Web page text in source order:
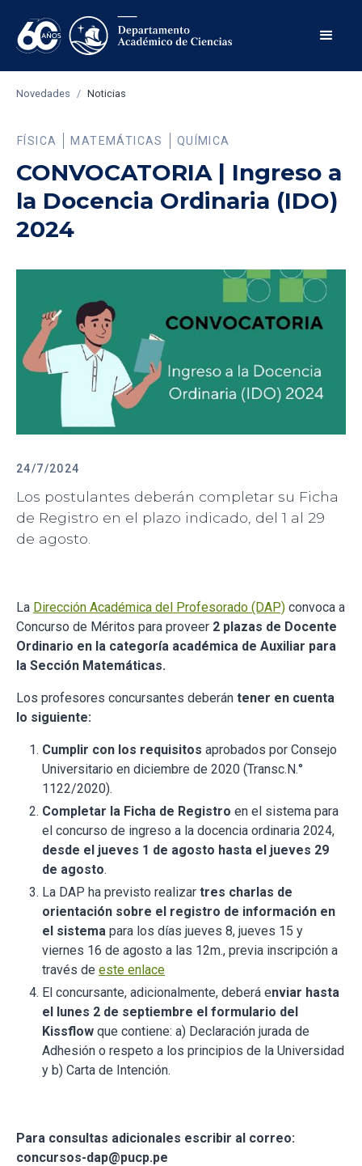
Novedades / Noticias
FÍSICA MATEMÁTICAS QUÍMICA
CONVOCATORIA | Ingreso a
la Docencia Ordinaria (IDO)
2024
24/7/2024
Los postulantes deberán completar su Ficha
de Registro en el plazo indicado, del 1 al 29
de agosto.
La Dirección Académica del Profesorado (DAP) convoca a
Concurso de Méritos para proveer 2 plazas de Docente
Ordinario en la categoría académica de Auxiliar para
la Sección Matemáticas.
Los profesores concursantes deberán tener en cuenta
lo siguiente:
Cumplir con los requisitos aprobados por Consejo
Universitario en diciembre de 2020 (Transc.N.°
1122/2020).
Completar la Ficha de Registro en el sistema para
el concurso de ingreso a la docencia ordinaria 2024,
desde el jueves 1 de agosto hasta el jueves 29
de agosto.
La DAP ha previsto realizar tres charlas de
orientación sobre el registro de información en
el sistema para los días jueves 8, jueves 15 y
viernes 16 de agosto a las 12m., previa inscripción a
través de este enlace
El concursante, adicionalmente, deberá enviar hasta
el lunes 2 de septiembre el formulario del
Kissflow que contiene: a) Declaración jurada de
Adhesión o respeto a los principios de la Universidad
y b) Carta de Intención.
Para consultas adicionales escribir al correo:
concursos-dap@pucp.pe